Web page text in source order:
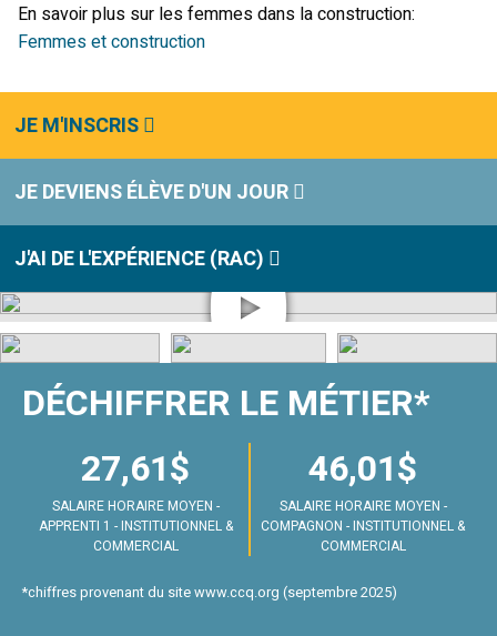
En savoir plus sur les femmes dans la construction:
Femmes et construction
JE M'INSCRIS
JE DEVIENS ÉLÈVE D'UN JOUR
J'AI DE L'EXPÉRIENCE (RAC)
DÉCHIFFRER LE MÉTIER*
27,61$
SALAIRE HORAIRE MOYEN -
APPRENTI 1 - INSTITUTIONNEL &
COMMERCIAL
46,01$
SALAIRE HORAIRE MOYEN -
COMPAGNON - INSTITUTIONNEL &
COMMERCIAL
*chiffres provenant du site www.ccq.org (septembre 2025)